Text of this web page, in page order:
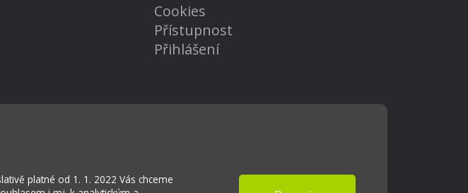
platné od 1. 1. 2022 Vás chceme
Cookies
Přístupnost
Přihlášení